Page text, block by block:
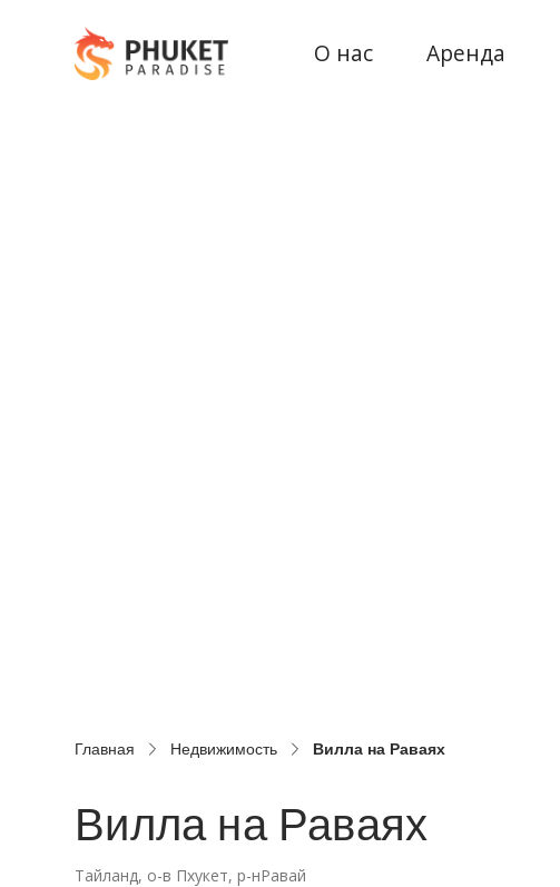
О нас Аренда
Смотреть галерею
Главная Недвижимость Вилла на Раваях
Вилла на Раваях
Тайланд, о-в Пхукет, р-нРавай